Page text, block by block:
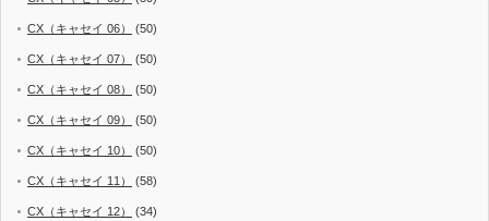
CX（キャセイ 06） (50)
CX（キャセイ 07） (50)
CX（キャセイ 08） (50)
CX（キャセイ 09） (50)
CX（キャセイ 10） (50)
CX（キャセイ 11） (58)
CX（キャセイ 12） (34)